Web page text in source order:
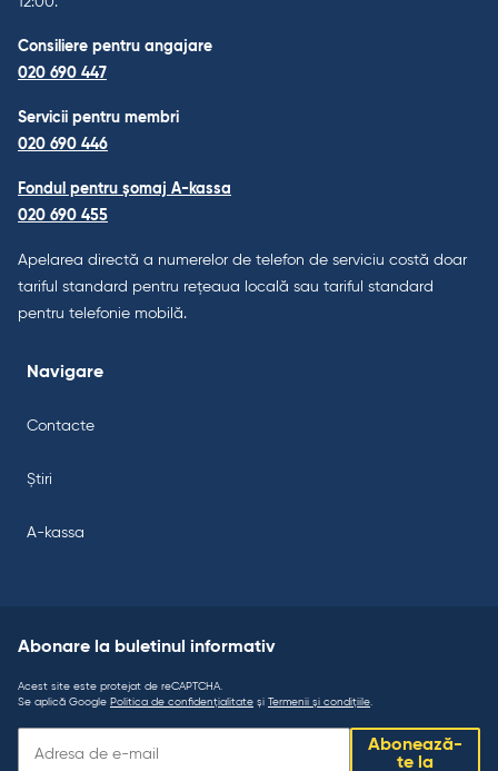
Consiliere pentru angajare
020 690 447
Servicii pentru membri
020 690 446
Fondul pentru șomaj A-kassa
020 690 455
Apelarea directă a numerelor de telefon de serviciu costă doar
tariful standard pentru rețeaua locală sau tariful standard
pentru telefonie mobilă.
Navigare
Contacte
Știri
A-kassa
Abonare la buletinul informativ
Acest site este protejat de reCAPTCHA.
Se aplică Google Politica de confidențialitate și Termenii și condițiile.
Abonează-
te la